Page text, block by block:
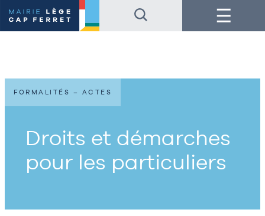
au
contenu
de
au
pied
de
Menu
Droits et démarches
pour les particuliers
FORMALITÉS – ACTES